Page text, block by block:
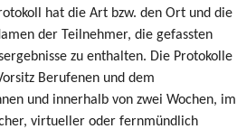
hat die Art bzw. den Ort und die
der Teilnehmer, die gefassten
zu enthalten. Die Protokolle
Berufenen und dem
und innerhalb von zwei Wochen, im
virtueller oder fernmündlich